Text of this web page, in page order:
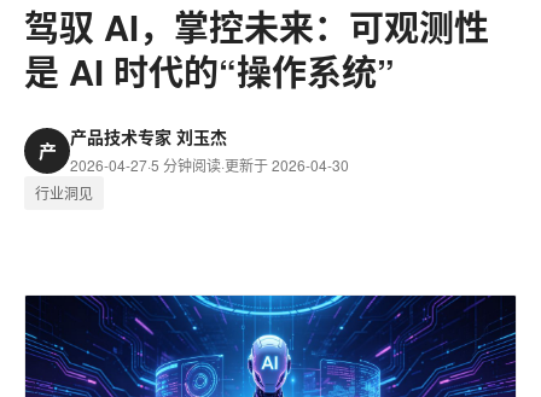
驾驭 AI，掌控未来：可观测性
是 AI 时代的“操作系统”
产
产品技术专家 刘玉杰
2026-04-27·5 分钟阅读·更新于 2026-04-30
行业洞见